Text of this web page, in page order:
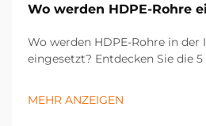
Wo werden HDPE-Rohre
Wo werden HDPE-Rohre in der
eingesetzt? Entdecken Sie die
zur Landwirtschaft. Optimieren
MEHR ANZEIGEN